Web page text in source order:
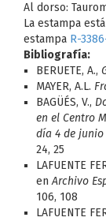
Al dorso:
La estampa
estampa R-
Bibliografía:
BERUETE, A.,
MAYER, A.L.
BAGÜÉS, V.,
en el Centro
día 4 de junio
24, 25
LAFUENTE
enArchivo
106, 108
LAFUENTE